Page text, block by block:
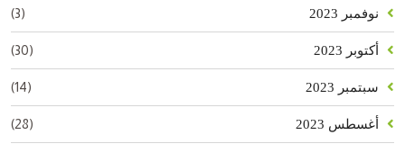
نوفمبر 2023 (3)
أكتوبر 2023 (30)
سبتمبر 2023 (14)
أغسطس 2023 (28)